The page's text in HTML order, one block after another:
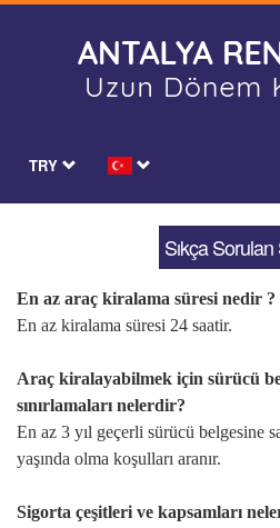
TRY
Sıkça
En az araç kiralama süresi nedir ?
En az kiralama süresi 24 saatir.
Araç kiralayabilmek için sürücü
sınırlamaları nelerdir?
En az 3 yıl geçerli sürücü belgesine
yaşında olma koşulları aranır.
Sigorta çeşitleri ve kapsamları